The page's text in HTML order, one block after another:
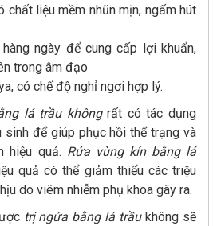
chất liệu mềm nhũn mịn, ngấm hút
ngày để cung cấp lợi khuẩn,
trong âm đạo
có chế độ nghỉ ngơi hợp lý.
lá trầu khôngrất có tác dụng
sinh để giúp phục hồi thể trạng và
hiệu quả. Rửa vùng kín bằng lá
quả có thể giảm thiểu các triệu
do viêm nhiễm phụ khoa gây ra.
trị ngứa bằng lá trầukhông sẽ